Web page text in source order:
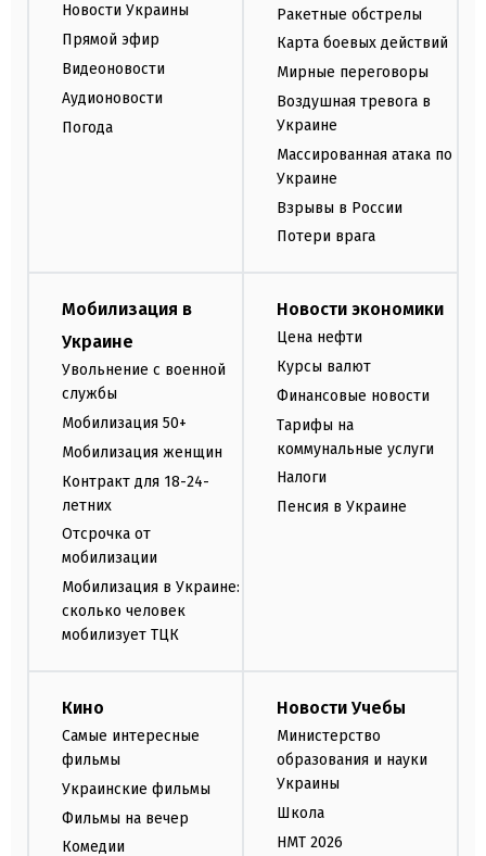
Новости Украины
Прямой эфир
Видеоновости
Аудионовости
Погода
Ракетные обстрелы
Карта боевых действий
Мирные переговоры
Воздушная тревога в
Украине
Массированная атака по
Украине
Взрывы в России
Потери врага
Мобилизация в
Украине
Увольнение с военной
службы
Мобилизация 50+
Мобилизация женщин
Контракт для 18-24-
летних
Отсрочка от
мобилизации
Мобилизация в Украине:
сколько человек
мобилизует ТЦК
Новости экономики
Цена нефти
Курсы валют
Финансовые новости
Тарифы на
коммунальные услуги
Налоги
Пенсия в Украине
Кино
Самые интересные
фильмы
Украинские фильмы
Фильмы на вечер
Комедии
Новости Учебы
Министерство
образования и науки
Украины
Школа
НМТ 2026